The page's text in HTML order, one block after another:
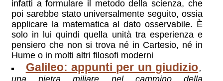
infatti a formulare il metodo della scienza, che
poi sarebbe stato universalmente seguito, ossia
applicare la matematica al dato osservabile. È
solo in lui quindi quella unità tra esperienza e
pensiero che non si trova né in Cartesio, né in
Hume o in molti altri filosofi moderni
Galileo: appunti per un giudizio,